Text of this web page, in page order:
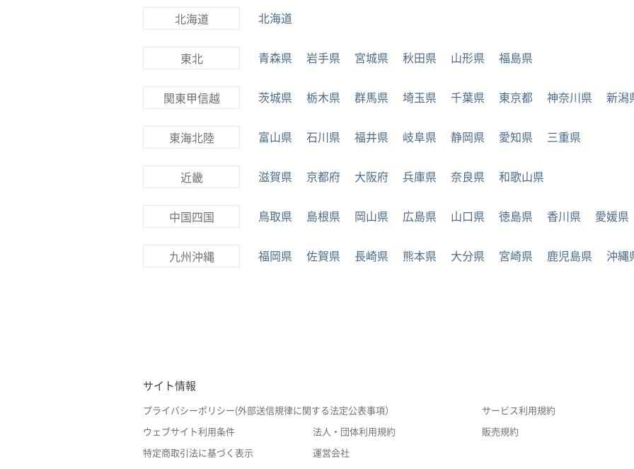
北海道 北海道
東北 青森県 岩手県 宮城県 秋田県 山形県 福島県
関東甲信越 茨城県 栃木県 群馬県 埼玉県 千葉県 東京都 神奈川県 新潟
東海北陸 富山県 石川県 福井県 岐阜県 静岡県 愛知県 三重県
近畿 滋賀県 京都府 大阪府 兵庫県 奈良県 和歌山県
中国四国 鳥取県 島根県 岡山県 広島県 山口県 徳島県 香川県 愛媛県
九州沖縄 福岡県 佐賀県 長崎県 熊本県 大分県 宮崎県 鹿児島県 沖縄
サイト情報
プライバシーポリシー(外部送信規律に関する法定公表事項） サービス利用規約
ウェブサイト利用条件 法人・団体利用規約 販売規約
特定商取引法に基づく表示 運営会社